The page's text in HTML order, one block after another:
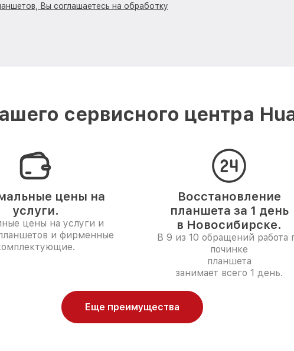
Вы соглашаетесь на обработку
сервисного центра
цены на
услуги.
цены на услуги и
и фирменные
Восстановление
планшета за 1 день
в Новосибирске.
В 9 из 10 обращений работа
починке
планшета
занимает всего 1 день.
Еще преимущества